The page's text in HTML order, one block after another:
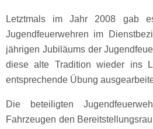
Letztmals im Jahr 2008 gab
Jugendfeuerwehren im
jährigen Jubiläums der
diese alte Tradition wieder ins
entsprechende Übung
Die beteiligten
Fahrzeugen den